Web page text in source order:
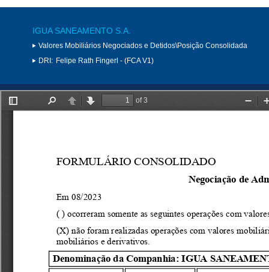
IGUA SANEAMENTO S.A.
Valores Mobiliários Negociados e Detidos\Posição Consolidada
DRI: Felipe Rath Fingerl - (FCA V1)